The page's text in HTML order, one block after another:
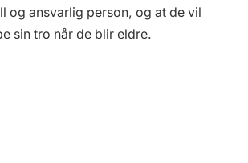
og ansvarlig person, og at de vil
sin tro når de blir eldre.